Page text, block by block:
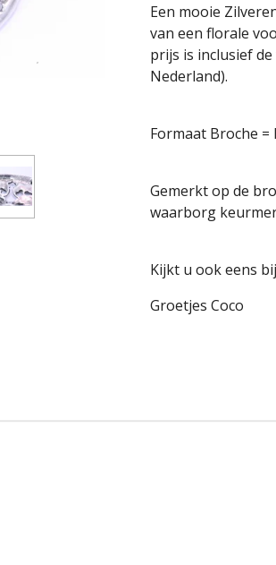
Een mooie
van een florale
prijs is inclusief
Nederland).
Formaat Broche =
Gemerkt op de
waarborg
Kijkt u ook eens
Groetjes Coco